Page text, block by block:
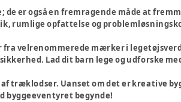
de er også en fremragende måde at
opfattelse og
velrenommerede mærker i
Lad dit barn lege og udforske
træklodser. Uanset om det er kreative
byggeeventyret begynde!